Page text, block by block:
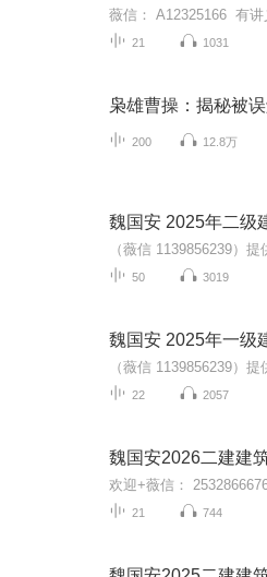
薇信： A12325166 有讲
21 1031
200 12.8万
50 3019
22 2057
21 744